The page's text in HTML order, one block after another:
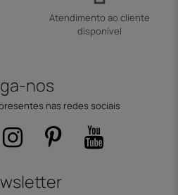
Atendimento ao cliente
disponível
nos
nas redes sociais